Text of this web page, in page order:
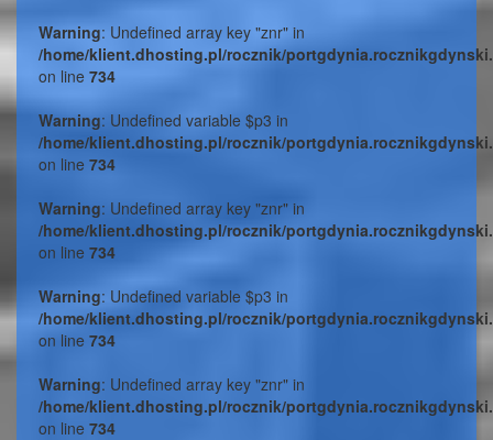
Warning: Undefined array key "znr" in
/home/klient.dhosting.pl/rocznik/
on line 734
Warning: Undefined variable $p3 in
/home/klient.dhosting.pl/rocznik/
on line 734
Warning: Undefined array key "znr" in
/home/klient.dhosting.pl/rocznik/
on line 734
Warning: Undefined variable $p3 in
/home/klient.dhosting.pl/rocznik/
on line 734
Warning: Undefined array key "znr" in
/home/klient.dhosting.pl/rocznik/
on line 734